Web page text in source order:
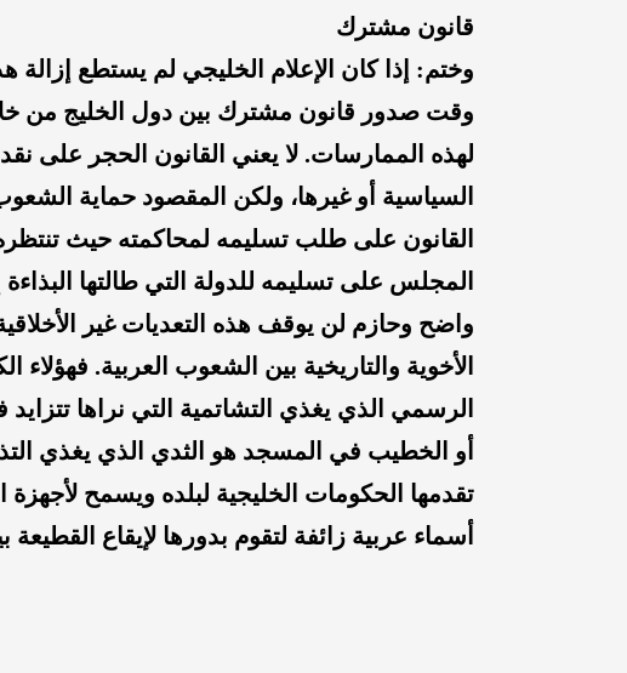
قانون مشترك
وختم: إذا كان الإعلام الخليجي لم يستطع إزالة
وقت صدور قانون مشترك بين دول الخليج من
لهذه الممارسات. لا يعني القانون الحجر على
السياسية أو غيرها، ولكن المقصود حماية
القانون على طلب تسليمه لمحاكمته حيث
المجلس على تسليمه للدولة التي طالتها
واضح وحازم لن يوقف هذه التعديات غير
الأخوية والتاريخية بين الشعوب العربية. فهؤلاء
الرسمي الذي يغذي التشاتمية التي نراها
أو الخطيب في المسجد هو الثدي الذي يغذي
تقدمها الحكومات الخليجية لبلده ويسمح
أسماء عربية زائفة لتقوم بدورها لإيقاع